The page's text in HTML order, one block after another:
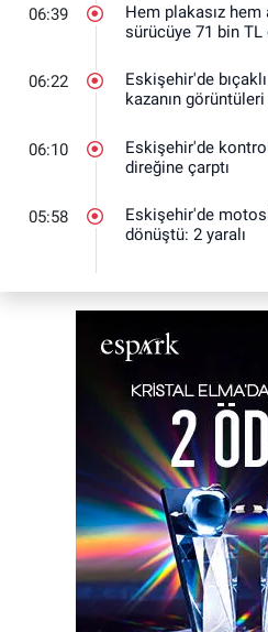
06:39
Hem plakasız
sürücüye 71 bin TL
06:22
Eskişehir'de
kazanın görüntüleri
06:10
Eskişehir'de
direğine çarptı
05:58
Eskişehir'de
dönüştü: 2 yaralı